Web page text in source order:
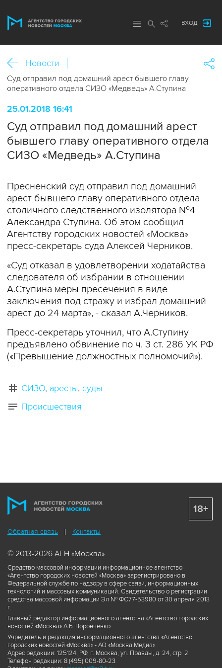
ВХОД
Новости
Суд отправил под домашний арест бывшего главу
оперативного отдела СИЗО «Медведь» А.Ступина
25.01.2018 16:41
Суд отправил под домашний арест
бывшего главу оперативного отдела
СИЗО «Медведь» А.Ступина
Пресненский суд отправил под домашний
арест бывшего главу оперативного отдела
столичного следственного изолятора №4
Александра Ступина. Об этом сообщил
Агентству городских новостей «Москва»
пресс-секретарь суда Алексей Черников.
«Суд отказал в удовлетворении ходатайства
следователя об избрании в отношении
А.Ступина меры пресечения в виде
заключения под стражу и избрал домашний
арест до 24 марта», - сказал А.Черников.
Пресс-секретарь уточнил, что А.Ступину
предъявлено обвинение по ч. 3 ст. 286 УК РФ
(«Превышение должностных полномочий»).
СИЗО аресты суды
Происшествия
Обратная связь Контакты
© 2013-2026 АГН «Москва»
Средство массовой информации информационное агентство
«Агентство городских новостей «Москва» зарегистрировано в
Федеральной службе по надзору в сфере связи, информационных
технологий и массовых коммуникаций. Свидетельство о регистрации
средства массовой информации Эл № ФС77-53980 от 30 апреля 2013
г.
Главный редактор информационного агентства «Агентство городских
новостей «Москва» А.Б. Воронченко.
Учредитель и редакция информационного агентства «Агентство
городских новостей «Москва» - АО «Москва Медиа».
Адрес редакции: 125124, РФ, г. Москва, ул. Правды, д. 24, стр. 2
Телефон редакции: 8 (495) 009-80-23
18+